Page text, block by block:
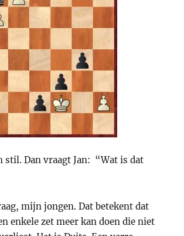
stil. Dan vraagt Jan: “Wat is dat
mijn jongen. Dat betekent dat
enkele zet meer kan doen die niet